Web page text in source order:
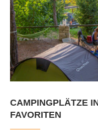
CAMPINGPLÄTZE
FAVORITEN